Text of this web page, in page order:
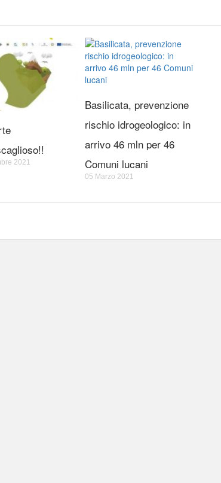
2021
Basilicata, prevenzione
rischio idrogeologico: in
arrivo 46 mln per 46
Comuni lucani
05 Marzo 2021